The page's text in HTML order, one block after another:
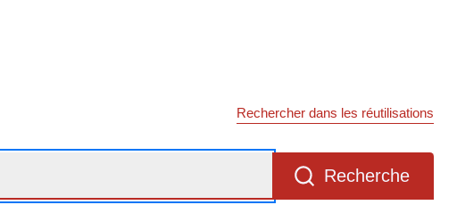
Rechercher dans les réutilisations
Recherche